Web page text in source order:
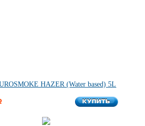
HAZER (Water based) 5L
КУПИТЬ
КУПИТЬ